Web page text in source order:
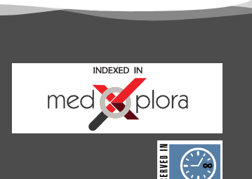
term survival of web-
based scholary
publications, governed by
and for its stakeholders.